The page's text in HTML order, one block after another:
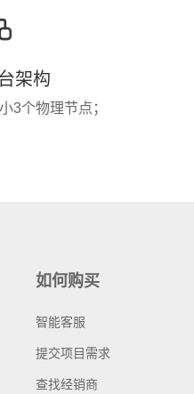
架构
3个物理节点；
如何购买
智能客服
提交项目需求
查找经销商